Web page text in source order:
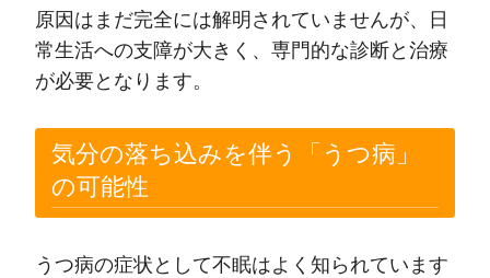
原因はまだ完全には解明されていませんが、日
常生活への支障が大きく、専門的な診断と治療
が必要となります。
気分の落ち込みを伴う「うつ病」
の可能性
うつ病の症状として不眠はよく知られています